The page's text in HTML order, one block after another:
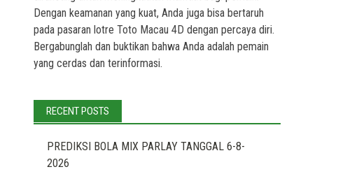
Dengan keamanan yang kuat, Anda juga bisa bertaruh
pada pasaran lotre Toto Macau 4D dengan percaya diri.
Bergabunglah dan buktikan bahwa Anda adalah pemain
yang cerdas dan terinformasi.
RECENT POSTS
PREDIKSI BOLA MIX PARLAY TANGGAL 6-8-
2026